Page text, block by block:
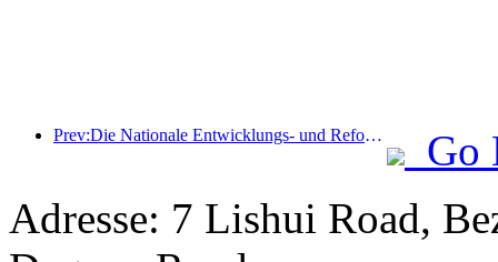
Prev:Die Nationale Entwicklungs- und Reformkommission hat die erste Charge von 49 hochwertigen Outdoor-Sportzielen veröffentlicht
Go
Adresse: 7 Lishui Road,